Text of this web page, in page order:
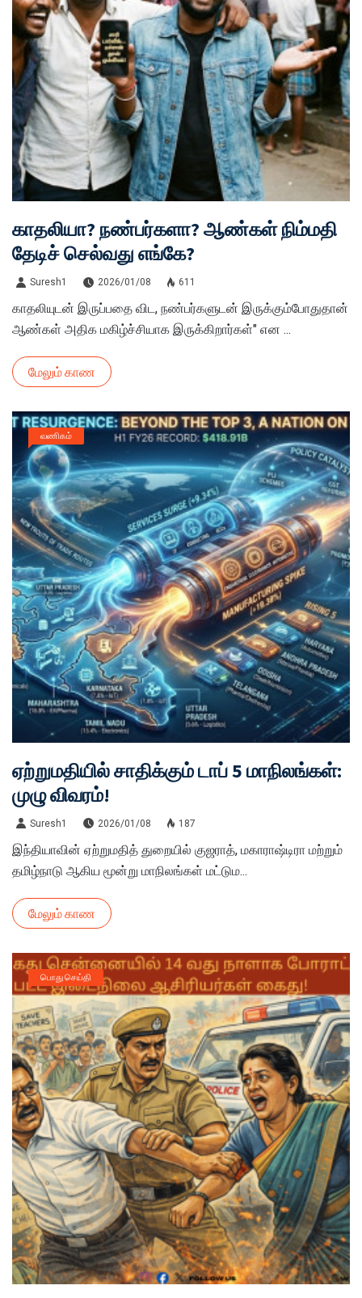
காதலியா? நண்பர்களா? ஆண்கள் நிம்மதி
தேடிச் செல்வது எங்கே?
Suresh1 2026/01/08 611
காதலியுடன் இருப்பதை விட, நண்பர்களுடன் இருக்கும்போதுதான்
ஆண்கள் அதிக மகிழ்ச்சியாக இருக்கிறார்கள்" என ...
மேலும் காண
வணிகம்
ஏற்றுமதியில் சாதிக்கும் டாப் 5 மாநிலங்கள்:
முழு விவரம்!
Suresh1 2026/01/08 187
இந்தியாவின் ஏற்றுமதித் துறையில் குஜராத், மகாராஷ்டிரா மற்றும்
தமிழ்நாடு ஆகிய மூன்று மாநிலங்கள் மட்டும...
மேலும் காண
பொது செய்தி